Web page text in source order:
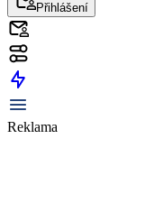
Přihlášení
Reklama